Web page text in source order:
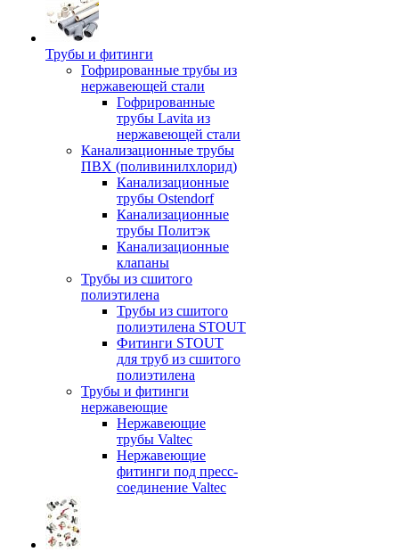
Трубы и фитинги
Гофрированные трубы из
нержавеющей стали
Гофрированные
трубы Lavita из
нержавеющей стали
Канализационные трубы
ПВХ (поливинилхлорид)
Канализационные
трубы Ostendorf
Канализационные
трубы Политэк
Канализационные
клапаны
Трубы из сшитого
полиэтилена
Трубы из сшитого
полиэтилена STOUT
Фитинги STOUT
для труб из сшитого
полиэтилена
Трубы и фитинги
нержавеющие
Нержавеющие
трубы Valtec
Нержавеющие
фитинги под пресс-
соединение Valtec